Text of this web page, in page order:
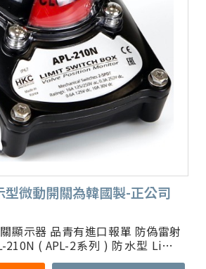
微動開關為韓國製-正公司
顯示器 品青有進口報單 防偽雷射
210N ( APL-2系列 ) 防水型 Limit